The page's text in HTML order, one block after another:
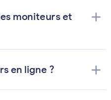
moniteurs et
add
en ligne ? add